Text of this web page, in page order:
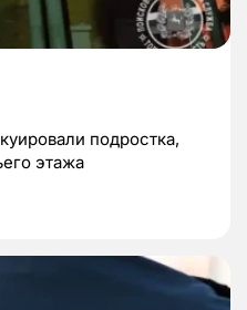
подростка,
этажа